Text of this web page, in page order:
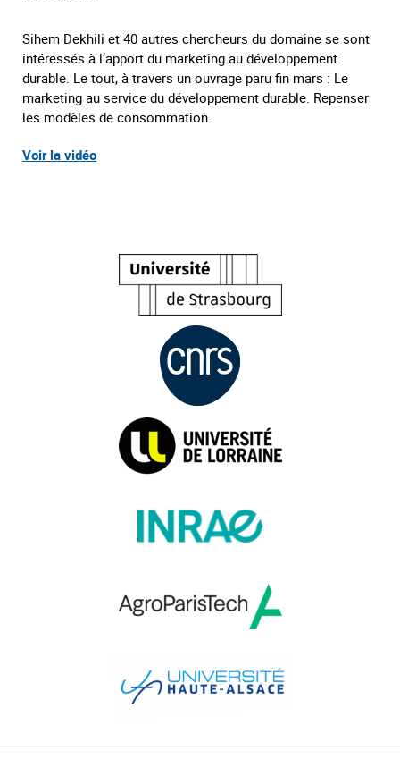
Sihem Dekhili et 40 autres chercheurs du domaine se sont
intéressés à l’apport du marketing au développement
durable. Le tout, à travers un ouvrage paru fin mars : Le
marketing au service du développement durable. Repenser
les modèles de consommation.
Voir la vidéo